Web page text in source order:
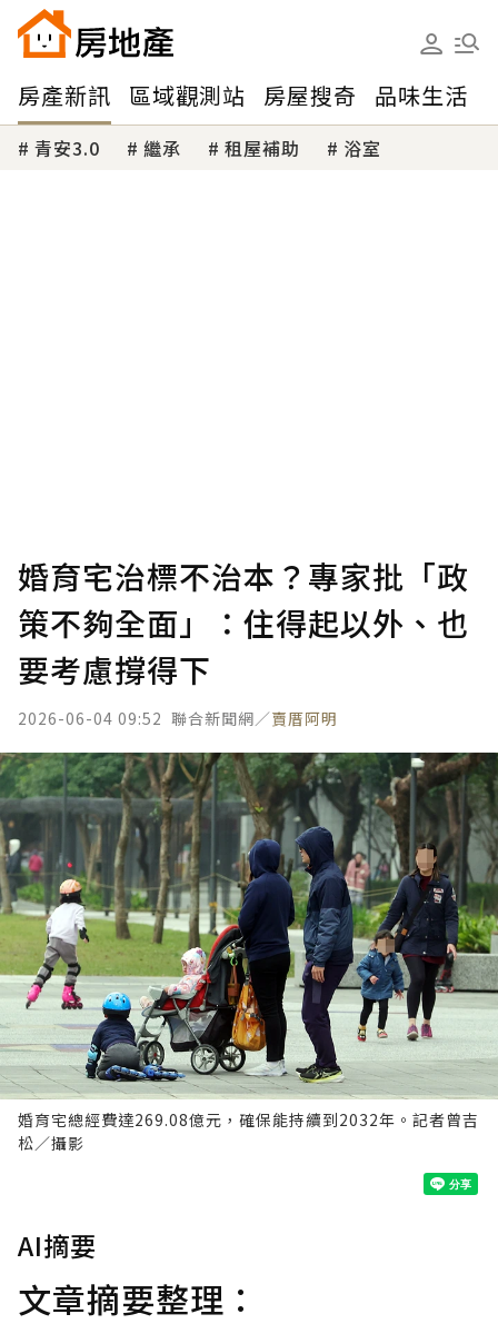
房產新訊 區域觀測站 房屋搜奇 品味生活
青安3.0 繼承 租屋補助 浴室
婚育宅治標不治本？專家批「政
策不夠全面」：住得起以外、也
要考慮撐得下
2026-06-04 09:52 聯合新聞網／賣厝阿明
婚育宅總經費達269.08億元，確保能持續到2032年。記者曾吉
松／攝影
AI摘要
文章摘要整理：